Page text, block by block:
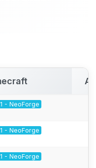
- NeoForge
- NeoForge
- NeoForge